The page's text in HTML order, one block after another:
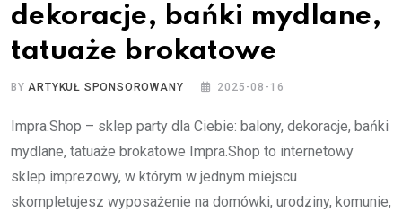
dekoracje, bańki mydlane,
tatuaże brokatowe
BYARTYKUŁ SPONSOROWANY 2025-08-16
Impra.Shop – sklep party dla Ciebie: balony, dekoracje, bańki
mydlane, tatuaże brokatowe Impra.Shop to internetowy
sklep imprezowy, w którym w jednym miejscu
skompletujesz wyposażenie na domówki, urodziny, komunie,